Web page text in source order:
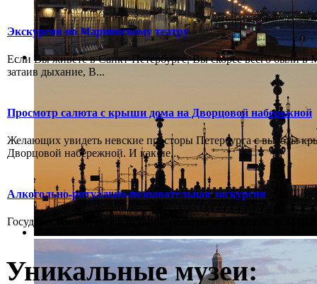
Экскурсия по Мариинскому театру
Если Вы живёте в Санкт-Петербурге, Вы скорее всего были в
затаив дыхание, В...
Просмотр салюта с крыши дома на Дворцовой набережной
Желающих увидеть невские просторы Петербурга с высоты
Дворцовой набережной. И как не...
Алкогольно-ритуально-познавательная экскурсия
Государственный музей истории религии www.gmr.ru, т. 314-
Уникальные музеи: